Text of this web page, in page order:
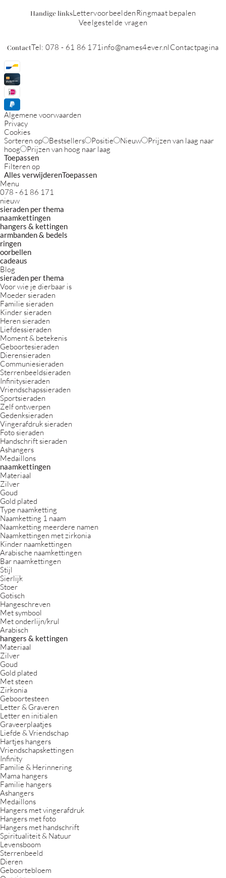
Handige linksLettervoorbeeldenRingmaat bepalen
Veelgestelde vragen
ContactTel: 078 - 61 86 171 info@names4ever.nlContactpagina
Algemene voorwaarden
Privacy
Cookies
Sorteren op
Bestsellers Positie Nieuw
Prijzen van laag naar
hoog
Prijzen van hoog naar laag
Toepassen
Filteren op
Alles verwijderenToepassen
Menu
078 - 61 86 171
nieuw
sieraden per thema
naamkettingen
hangers & kettingen
armbanden & bedels
ringen
oorbellen
cadeaus
Blog
sieraden per thema
Voor wie je dierbaar is
Moeder sieraden
Familie sieraden
Kinder sieraden
Heren sieraden
Liefdessieraden
Moment & betekenis
Geboortesieraden
Dierensieraden
Communiesieraden
Sterrenbeeldsieraden
Infinitysieraden
Vriendschapssieraden
Sportsieraden
Zelf ontwerpen
Gedenksieraden
Vingerafdruk sieraden
Foto sieraden
Handschrift sieraden
Ashangers
Medaillons
naamkettingen
Materiaal
Zilver
Goud
Gold plated
Type naamketting
Naamketting 1 naam
Naamketting meerdere namen
Naamkettingen met zirkonia
Kinder naamkettingen
Arabische naamkettingen
Bar naamkettingen
Stijl
Sierlijk
Stoer
Gotisch
Hangeschreven
Met symbool
Met onderlijn/krul
Arabisch
hangers & kettingen
Materiaal
Zilver
Goud
Gold plated
Met steen
Zirkonia
Geboortesteen
Letter & Graveren
Letter en initialen
Graveerplaatjes
Liefde & Vriendschap
Hartjes hangers
Vriendschapskettingen
Infinity
Familie & Herinnering
Mama hangers
Familie hangers
Ashangers
Medaillons
Hangers met vingerafdruk
Hangers met foto
Hangers met handschrift
Spiritualiteit & Natuur
Levensboom
Sterrenbeeld
Dieren
Geboortebloem